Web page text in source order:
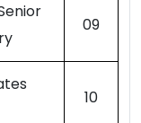
09
10